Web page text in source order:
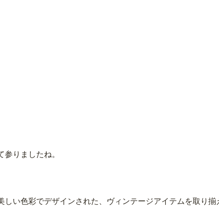
りましたね。
しい色彩でデザインされた、ヴィンテージアイテムを取り揃